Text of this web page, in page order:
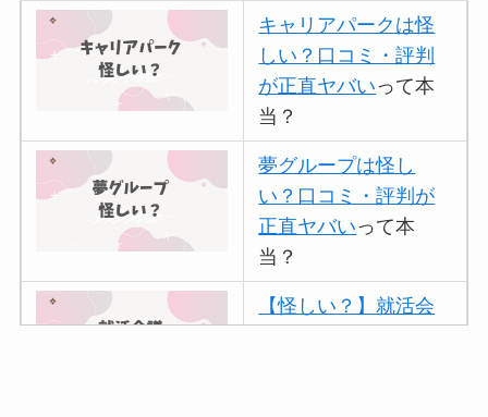
キャリアパークは怪
しい？口コミ・評判
が正直ヤバいって本
当？
夢グループは怪し
い？口コミ・評判が
正直ヤバいって本
当？
【怪しい？】就活会